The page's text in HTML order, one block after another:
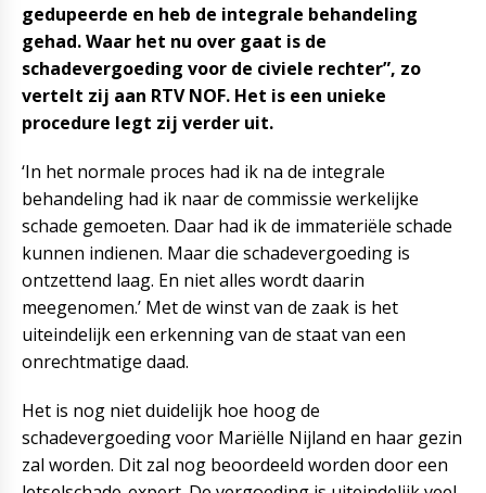
gedupeerde en heb de integrale behandeling
gehad. Waar het nu over gaat is de
schadevergoeding voor de civiele rechter”, zo
vertelt zij aan RTV NOF. Het is een unieke
procedure legt zij verder uit.
‘In het normale proces had ik na de integrale
behandeling had ik naar de commissie werkelijke
schade gemoeten. Daar had ik de immateriële schade
kunnen indienen. Maar die schadevergoeding is
ontzettend laag. En niet alles wordt daarin
meegenomen.’ Met de winst van de zaak is het
uiteindelijk een erkenning van de staat van een
onrechtmatige daad.
Het is nog niet duidelijk hoe hoog de
schadevergoeding voor Mariëlle Nijland en haar gezin
zal worden. Dit zal nog beoordeeld worden door een